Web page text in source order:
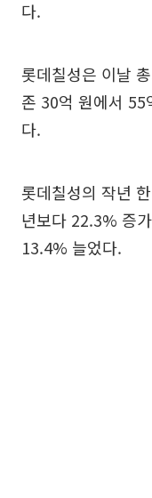
다.
롯데칠성은 이날
존 30억 원에서 55
다.
롯데칠성의 작년
년보다 22.3% 증
13.4% 늘었다.